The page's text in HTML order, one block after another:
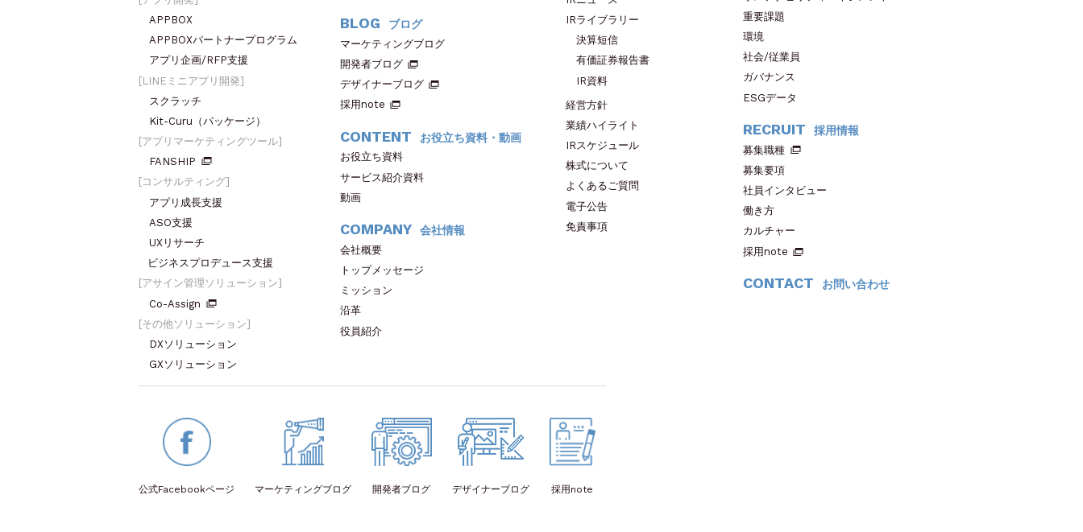
APPBOX
APPBOXパートナープログラム
アプリ企画/RFP支援
LINEミニアプリ開発
スクラッチ
Kit-Curu（パッケージ）
アプリマーケティングツール
FANSHIP
コンサルティング
アプリ成長支援
ASO支援
UXリサーチ
ビジネスプロデュース支援
アサイン管理ソリューション
Co-Assign
その他ソリューション
DXソリューション
GXソリューション
BLOG ブログ
マーケティングブログ
開発者ブログ
デザイナーブログ
採用note
CONTENT お役立ち資料・動画
お役立ち資料
サービス紹介資料
動画
COMPANY 会社情報
会社概要
トップメッセージ
ミッション
沿革
役員紹介
IRライブラリー
決算短信
有価証券報告書
IR資料
経営方針
業績ハイライト
IRスケジュール
株式について
よくあるご質問
電子公告
免責事項
重要課題
環境
社会/従業員
ガバナンス
ESGデータ
RECRUIT 採用情報
募集職種
募集要項
社員インタビュー
働き方
カルチャー
採用note
CONTACT お問い合わせ
公式Facebookページ マーケティングブログ 開発者ブログ デザイナーブログ 採用note